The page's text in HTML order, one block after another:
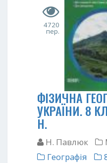
4720
пер.
ФІЗИЧНА
УКРАЇНИ. 8
Н.
Н. Павлюк
Географія